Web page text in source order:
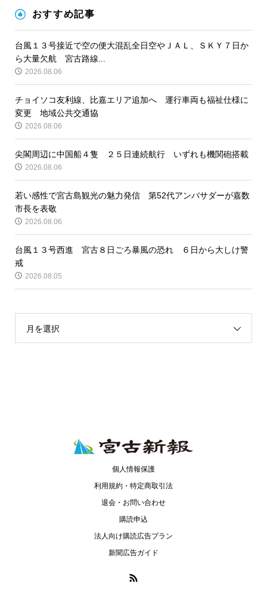
おすすめ記事
台風１３号接近で空の便大混乱全日空やＪＡＬ、ＳＫＹ７日か
ら大量欠航 宮古路線...
2026.08.06
チョイソコ友利線、比嘉エリア追加へ 運行車両も福祉仕様に
変更 地域公共交通協
2026.08.06
尖閣周辺に中国船４隻 ２５日連続航行 いずれも機関砲搭載
2026.08.06
若い感性で宮古島観光の魅力発信 第52代アンバサダーが嘉数
市長を表敬
2026.08.06
台風１３号西進 宮古８日ごろ暴風の恐れ ６日から大しけ警
戒
2026.08.05
月を選択
個人情報保護
利用規約・特定商取引法
退会・お問い合わせ
購読申込
法人向け購読広告プラン
新聞広告ガイド